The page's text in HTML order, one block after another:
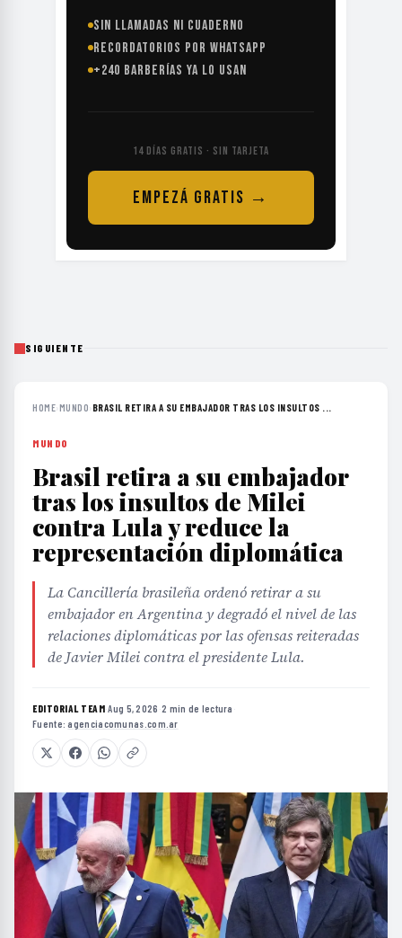
SIN LLAMADAS NI CUADERNO
RECORDATORIOS POR WHATSAPP
+240 BARBERÍAS YA LO USAN
14 DÍAS GRATIS · SIN TARJETA
EMPEZÁ GRATIS →
SIGUIENTE
HOME›MUNDO› BRASIL RETIRA A SU EMBAJADOR TRAS LOS INSULTOS ...
MUNDO
Brasil retira a su embajador
tras los insultos de Milei
contra Lula y reduce la
representación diplomática
La Cancillería brasileña ordenó retirar a su
embajador en Argentina y degradó el nivel de las
relaciones diplomáticas por las ofensas reiteradas
de Javier Milei contra el presidente Lula.
EDITORIAL TEAM·Aug 5, 2026 ·2 min de lectura ·
Fuente:agenciacomunas.com.ar